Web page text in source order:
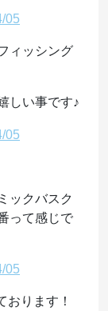
ィッシング
しい事です♪
ックバスク
って感じで
ります！